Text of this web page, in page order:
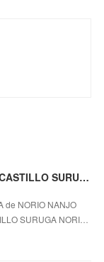
Descargar SHIGURUI: EL TORNEO EN EL CASTILLO SURUGA NORIO NANJO Gratis - EPUB, PDF y MOBI
de NORIO NANJO
SURUGA NORI…